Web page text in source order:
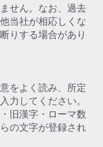
せん。なお、過去
当社が相応しくな
りする場合があり
をよく読み、所定
力してください。
旧漢字・ローマ数
の文字が登録され